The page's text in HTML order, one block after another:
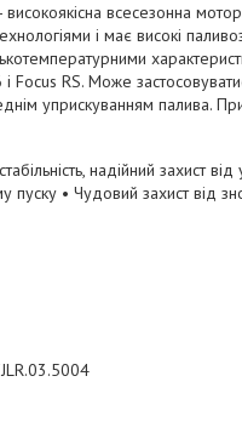
всесезонна
і має високі
Focus RS. Може
уприскуванням палива.
надійний захист
пуску • Чудовий захист від